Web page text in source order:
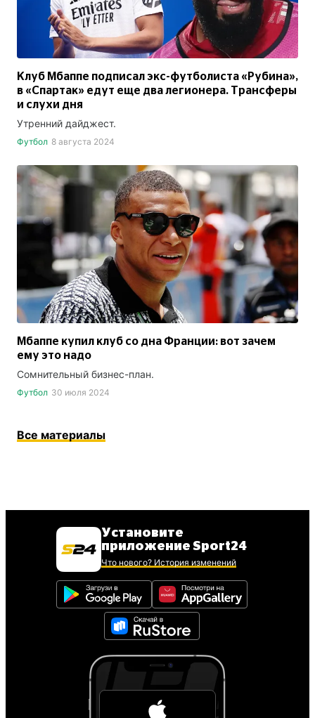
Клуб Мбаппе подписал экс-футболиста «Рубина»,
в «Спартак» едут еще два легионера. Трансферы
и слухи дня
Утренний дайджест.
Футбол 8 августа 2024
Мбаппе купил клуб со дна Франции: вот зачем
ему это надо
Сомнительный бизнес-план.
Футбол 30 июля 2024
Все материалы
Установите
приложение Sport24
Что нового? История изменений